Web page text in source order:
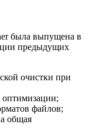
была выпущена в
предыдущих
очистки при
файлов;
общая